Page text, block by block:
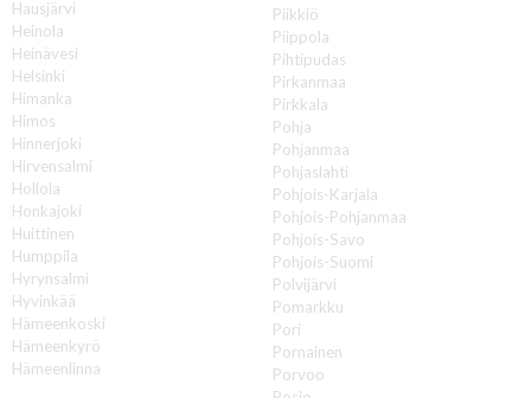
Hausjärvi
Heinola
Heinävesi
Helsinki
Himanka
Himos
Hinnerjoki
Hirvensalmi
Hollola
Honkajoki
Huittinen
Humppila
Hyrynsalmi
Hyvinkää
Hämeenkoski
Hämeenkyrö
Hämeenlinna
Piikkiö
Piippola
Pihtipudas
Pirkanmaa
Pirkkala
Pohja
Pohjanmaa
Pohjaslahti
Pohjois-Karjala
Pohjois-Pohjanmaa
Pohjois-Savo
Pohjois-Suomi
Polvijärvi
Pomarkku
Pori
Pornainen
Porvoo